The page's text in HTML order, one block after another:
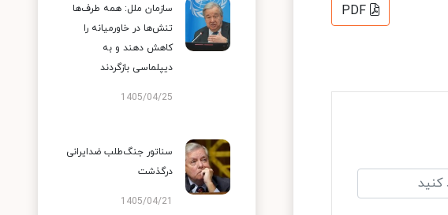
PDF
سازمان ملل: همه طرف‌ها
تنش‌ها در خاورمیانه را
کاهش دهند و به
دیپلماسی بازگردند
1405/04/25
سناتور جنگ‌طلب ضدایرانی
درگذشت
1405/04/21